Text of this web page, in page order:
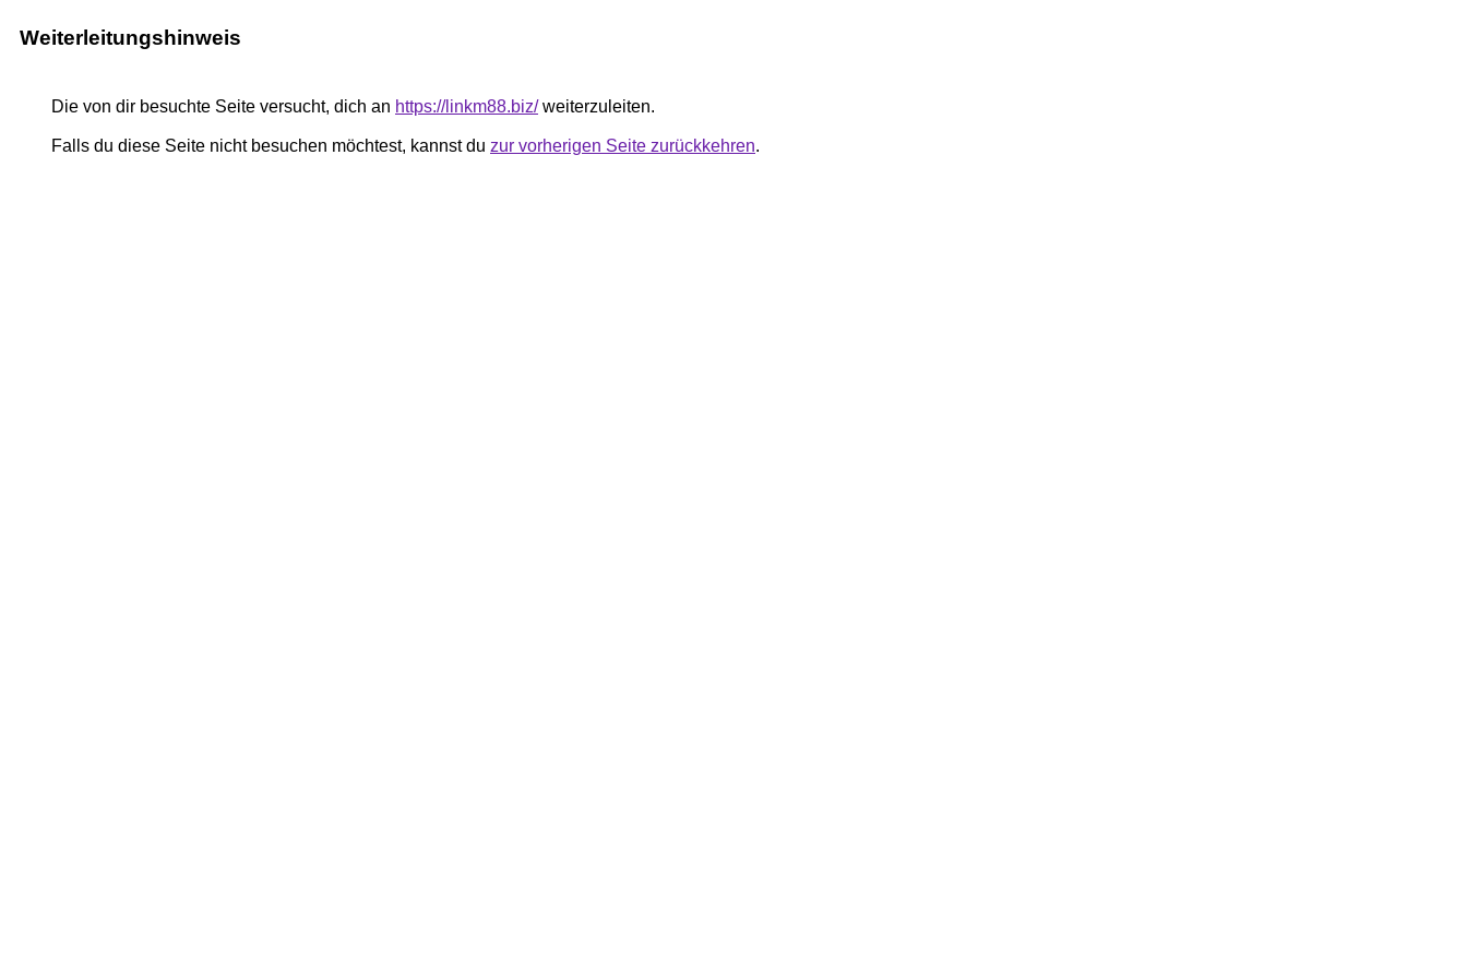
Weiterleitungshinweis
Die von dir besuchte Seite versucht, dich an https://linkm88.biz/weiterzuleiten.
Falls du diese Seite nicht besuchen möchtest, kannst du zur vorherigen Seite zurückkehren.